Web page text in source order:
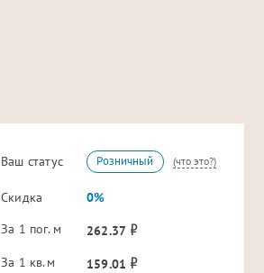
Ваш статус Розничный (что это?)
Скидка
0%
За 1 пог. м
262.37
За 1 кв.м
159.01